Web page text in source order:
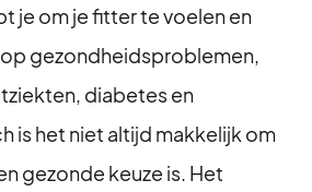
je om je fitter te voelen en
gezondheidsproblemen,
diabetes en
is het niet altijd makkelijk om
gezonde keuze is. Het